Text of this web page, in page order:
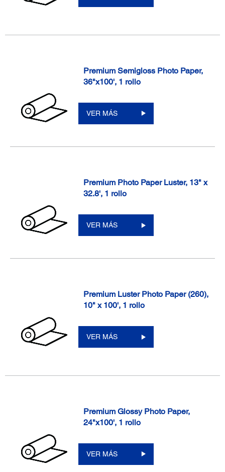
Premium Semigloss Photo Paper,
36"x100', 1 rollo
VER MÁS
Premium Photo Paper Luster, 13" x
32.8', 1 rollo
VER MÁS
Premium Luster Photo Paper (260),
10" x 100', 1 rollo
VER MÁS
Premium Glossy Photo Paper,
24"x100', 1 rollo
VER MÁS